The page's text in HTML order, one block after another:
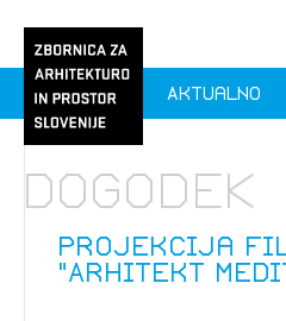
Članstvo
1/1
Pozdravljeni
Projekcija
"Arhitekt
Dogodek
Aktualno
1/1
prijava
1/2
Prijava na